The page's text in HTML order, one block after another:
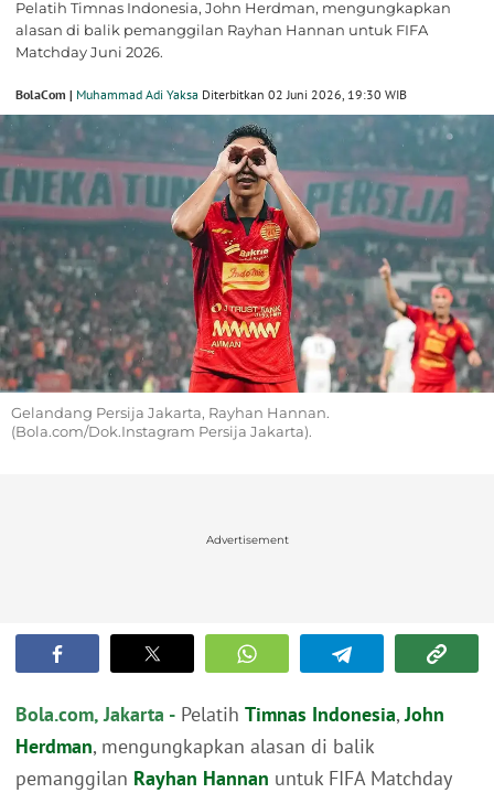
Pelatih Timnas Indonesia, John Herdman, mengungkapkan
alasan di balik pemanggilan Rayhan Hannan untuk FIFA
Matchday Juni 2026.
BolaCom | Muhammad Adi Yaksa Diterbitkan 02 Juni 2026, 19:30 WIB
Gelandang Persija Jakarta, Rayhan Hannan.
(Bola.com/Dok.Instagram Persija Jakarta).
Advertisement
Bola.com, Jakarta - Pelatih Timnas Indonesia,John
Herdman, mengungkapkan alasan di balik
pemanggilan Rayhan Hannan untuk FIFA Matchday